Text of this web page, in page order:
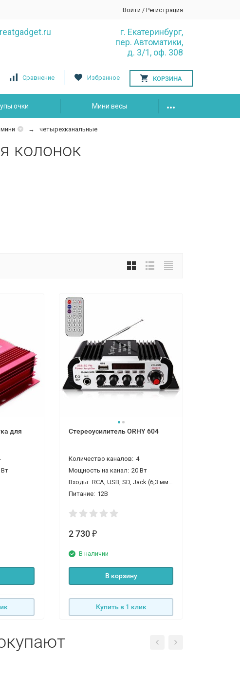
Войти / Регистрация
г. Екатеринбург,
пер. Автоматики,
д. 3/1, оф. 308
Сравнение Избранное КОРЗИНА
очки Мини весы
четырехканальные
колонок
для
Вт
Стереоусилитель ORHY 604
Количество каналов: 4
Мощность на канал: 20 Вт
Входы: RCA, USB, SD, Jack (6,3 мм) под микрофон
Питание: 12В
2 730 ₽
В наличии
В корзину
Купить в 1 клик